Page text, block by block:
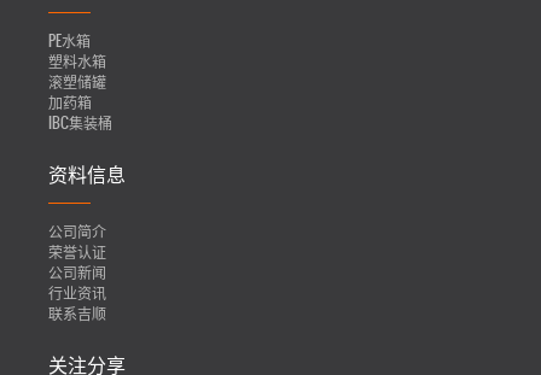
PE水箱
塑料水箱
滚塑储罐
加药箱
IBC集装桶
资料信息
公司简介
荣誉认证
公司新闻
行业资讯
联系吉顺
关注分享